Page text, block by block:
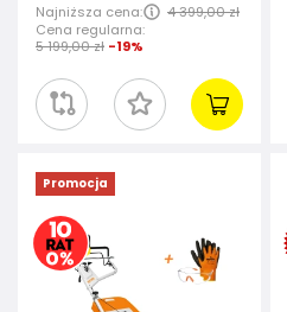
Najniższa cena:
4 399,00 zł
Cena regularna:
5 199,00 zł -19%
Promocja